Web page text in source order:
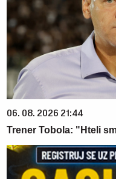
06. 08. 2026 21:44
Trener Tobola: "Hteli